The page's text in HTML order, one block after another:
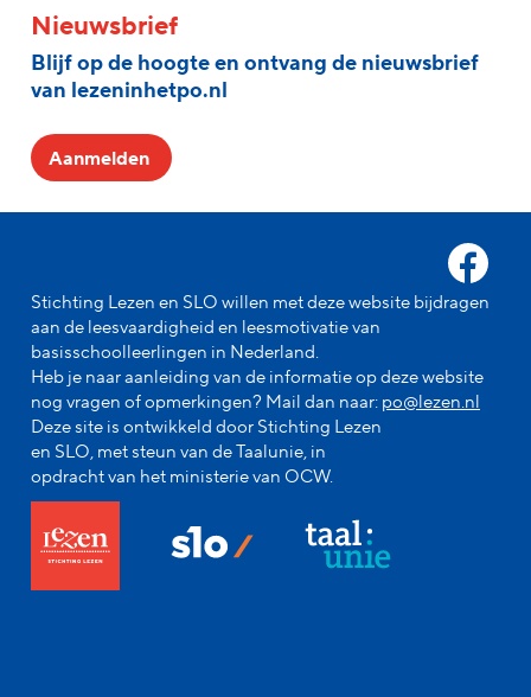
Stichting Lezen en SLO willen met deze website bijdragen
aan de leesvaardigheid en leesmotivatie van
basisschoolleerlingen in Nederland.
Heb je naar aanleiding van de informatie op deze website
nog vragen of opmerkingen? Mail dan naar: po@lezen.nl
Deze site is ontwikkeld door Stichting Lezen
en SLO, met steun van de Taalunie, in
opdracht van het ministerie van OCW.
Nieuwsbrief
Blijf op de hoogte en ontvang de nieuwsbrief
van lezeninhetpo.nl
Aanmelden